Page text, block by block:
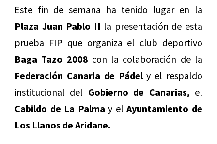
Este fin de semana ha tenido lugar en la
Plaza Juan Pablo II la presentación de esta
prueba FIP que organiza el club deportivo
Baga Tazo 2008 con la colaboración de la
Federación Canaria de Pádely el respaldo
institucional del Gobierno de Canarias, el
Cabildo de La Palma y elAyuntamiento de
Los Llanos de Aridane.